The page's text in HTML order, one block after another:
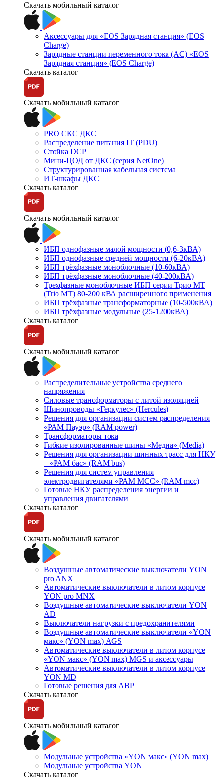
Скачать мобильный каталог
Аксессуары для «EOS Зарядная станция» (EOS
Charge)
Зарядные станции переменного тока (AC) «EOS
Зарядная станция» (EOS Charge)
Скачать каталог
Скачать мобильный каталог
PRO СКС ДКС
Распределение питания IT (PDU)
Стойка DCP
Мини-ЦОД от ДКС (серия NetOne)
Структурированная кабельная система
ИТ-шкафы ДКС
Скачать каталог
Скачать мобильный каталог
ИБП однофазные малой мощности (0,6-3кВА)
ИБП однофазные средней мощности (6-20кВА)
ИБП трёхфазные моноблочные (10-60кВА)
ИБП трёхфазные моноблочные (40-200кВА)
Трехфазные моноблочные ИБП серии Трио МТ
(Trio MT) 80-200 кВА расширенного применения
ИБП трёхфазные трансформаторные (10-500кВА)
ИБП трёхфазные модульные (25-1200кВА)
Скачать каталог
Скачать мобильный каталог
Распределительные устройства среднего
напряжения
Силовые трансформаторы с литой изоляцией
Шинопроводы «Геркулес» (Hercules)
Решения для организации систем распределения
«РАМ Пауэр» (RAM power)
Трансформаторы тока
Гибкие изолированные шины «Медиа» (Media)
Решения для организации шинных трасс для НКУ
– «РАМ бас» (RAM bus)
Решения для систем управления
электродвигателями «РАМ МСС» (RAM mcc)
Готовые НКУ распределения энергии и
управления двигателями
Скачать каталог
Скачать мобильный каталог
Воздушные автоматические выключатели YON
pro ANX
Автоматические выключатели в литом корпусе
YON pro MNX
Воздушные автоматические выключатели YON
AD
Выключатели нагрузки с предохранителями
Воздушные автоматические выключатели «YON
макс» (YON max) AGS
Автоматические выключатели в литом корпусе
«YON макс» (YON max) MGS и аксессуары
Автоматические выключатели в литом корпусе
YON MD
Готовые решения для АВР
Скачать каталог
Скачать мобильный каталог
Модульные устройства «YON макс» (YON max)
Модульные устройства YON
Скачать каталог